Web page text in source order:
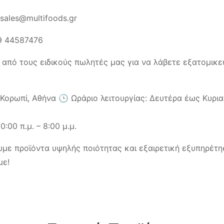
sales@multifoods.gr
44587476
τους ειδικούς πωλητές μας για να λάβετε
Αθήνα 🕒 Ωράριο λειτουργίας: Δευτέρα έως
π.μ. – 8:00 μ.μ.
υψηλής ποιότητας και εξαιρετική